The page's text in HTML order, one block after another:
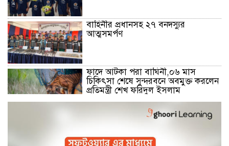
বাহিনীর প্রধানসহ ২৭ বনদস্যুর
আত্মসমর্পণ
ফাদে আটকা পরা বাঘিনী,০৬ মাস
চিকিৎসা শেষে সুন্দরবনে অবমুক্ত করলেন
প্রতিমন্ত্রী শেখ ফরিদুল ইসলাম
মোংলা নদীতে ২৪ ঘন্টা ফেরি চলাচলের